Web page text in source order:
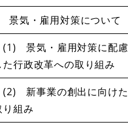
気・雇用対策について
(1) 景気・雇用対策に配慮
た行政改革への取り組み
(2) 新事業の創出に向けた
り組み